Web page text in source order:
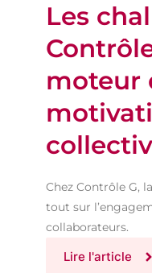
Les
moteur
Chez Contrôle G,
tout sur
collaborateurs.
Lire l'article